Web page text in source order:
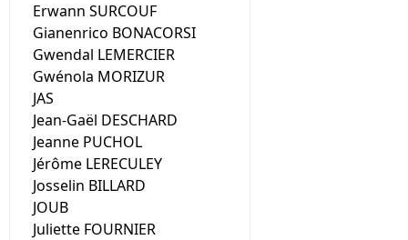
Erwann SURCOUF
Gianenrico BONACORSI
Gwendal LEMERCIER
Gwénola MORIZUR
JAS
Jean-Gaël DESCHARD
Jeanne PUCHOL
Jérôme LERECULEY
Josselin BILLARD
JOUB
Juliette FOURNIER